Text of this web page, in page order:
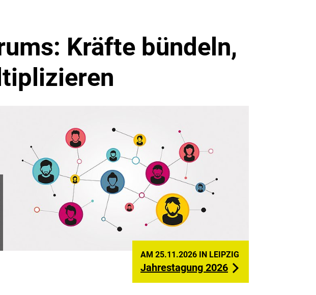
Kräfte bündeln,
AM 25.11.2026 IN LEIPZIG
Jahrestagung 2026